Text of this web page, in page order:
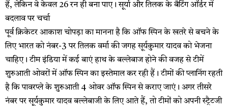
हैं, लेकिन वे केवल 26 रन ही बना पाए। सूर्या और तिलक के बैटिंग ऑर्डर में
बदलाव पर चर्चा
पूर्व क्रिकेटर आकाश चोपड़ा का मानना है कि ऑफ स्पिन के खतरे से बचने के
लिए भारत को नंबर-3 पर तिलक वर्मा की जगह सूर्यकुमार यादव को भेजना
चाहिए। टीम इंडिया में कई बाएं हाथ के बल्लेबाज होने की वजह से टीमें
शुरुआती ओवरों में ऑफ स्पिन का इस्तेमाल कर रही हैं। टीमों की प्लानिंग रहती
है कि पावरप्ले के शुरुआती 4 ओवर ऑफ स्पिन से कराए जाएं। अगर तीसरे
नंबर पर सूर्यकुमार यादव बल्लेबाजी के लिए आते हैं, तो टीमों को अपनी स्ट्रैटजी